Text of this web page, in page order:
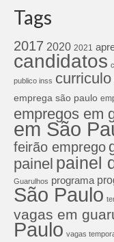
Tags
2017 2020 2021
candidatos
publico inss curriculo
emprega são paulo
empregos em
em São
feirão emprego
painel painel
Guarulhos programa
São Paulo
vagas em
Paulo vagas